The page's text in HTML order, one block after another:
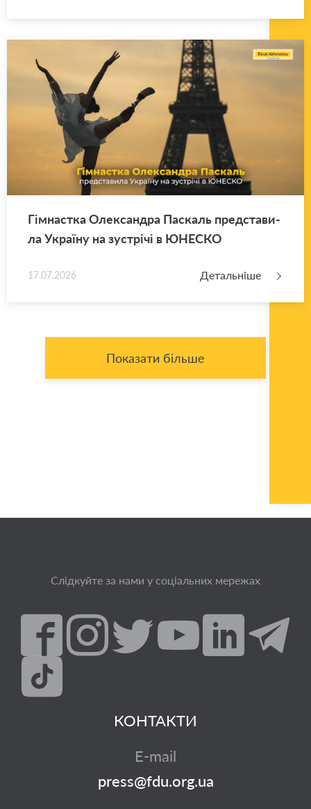
Гім­нас­тка Оле­ксан­дра Па­скаль пред­ста­ви­
ла Укра­ї­ну на зу­стрі­чі в ЮНЕ­СКО
17.07.2026 Детальніше
Показати більше
Слідкуйте за нами у соціальних мережах
КОНТАКТИ
E-mail
press@fdu.org.ua